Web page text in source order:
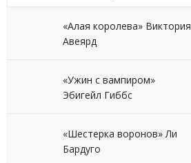
«Алая королева» Виктория
Авеярд
«Ужин с вампиром»
Эбигейл Гиббс
«Шестерка воронов» Ли
Бардуго